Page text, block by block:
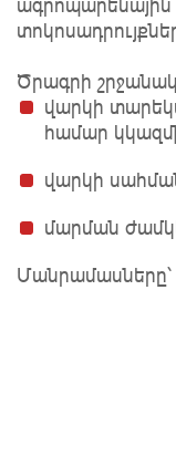
Ծրագրի
վարկի
համար
վարկի
մարման
Մանրամասները՝